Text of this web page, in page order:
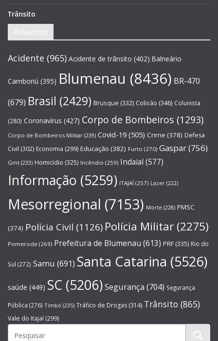
Trânsito
Assuntos
Acidente (965) Acidente de trânsito (402) Balneário
Camboriú (395) Blumenau (8436) BR-470
(679) Brasil (2429) Brusque (332) Colisão (346) Colunista
(280) Coronavírus (427) Corpo de Bombeiros (1293)
Corpo de Bombeiros Militar (239) Covid-19 (505) Crime (378) Defesa
Civil (302) Economia (299) Educação (382) Furto (270) Gaspar(756)
Gmt (233) Homicídio (325) Incêndio (259) Indaial (577)
Informação (5259) ITAJAÍ (257) Lazer (222)
Mesorregional (7153) Morte (228) PMSC
(374) Polícia Civil (1126) Polícia Militar (2275)
Pomerode (269) Prefeitura de Blumenau (613) PRF (335) Rio do
Sul (272) Samu (691) Santa Catarina (5526)
saúde (449) SC (5206)Segurança (704) Segurança
Pública (276) Timbó (235) Tráfico de Drogas (314) Trânsito (865)
Vale do Itajaí (299)